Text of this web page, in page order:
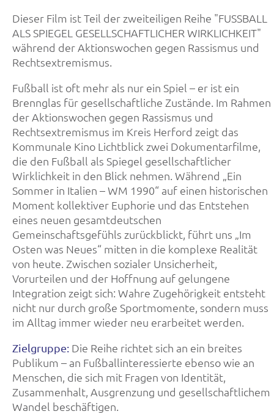
Dieser Film ist Teil der zweiteiligen Reihe "FUSSBALL
ALS SPIEGEL GESELLSCHAFTLICHER WIRKLICHKEIT"
während der Aktionswochen gegen Rassismus und
Rechtsextremismus.
Fußball ist oft mehr als nur ein Spiel – er ist ein
Brennglas für gesellschaftliche Zustände. Im Rahmen
der Aktionswochen gegen Rassismus und
Rechtsextremismus im Kreis Herford zeigt das
Kommunale Kino Lichtblick zwei Dokumentarfilme,
die den Fußball als Spiegel gesellschaftlicher
Wirklichkeit in den Blick nehmen. Während „Ein
Sommer in Italien – WM 1990“ auf einen historischen
Moment kollektiver Euphorie und das Entstehen
eines neuen gesamtdeutschen
Gemeinschaftsgefühls zurückblickt, führt uns „Im
Osten was Neues“ mitten in die komplexe Realität
von heute. Zwischen sozialer Unsicherheit,
Vorurteilen und der Hoffnung auf gelungene
Integration zeigt sich: Wahre Zugehörigkeit entsteht
nicht nur durch große Sportmomente, sondern muss
im Alltag immer wieder neu erarbeitet werden.
Zielgruppe: Die Reihe richtet sich an ein breites
Publikum – an Fußballinteressierte ebenso wie an
Menschen, die sich mit Fragen von Identität,
Zusammenhalt, Ausgrenzung und gesellschaftlichem
Wandel beschäftigen.